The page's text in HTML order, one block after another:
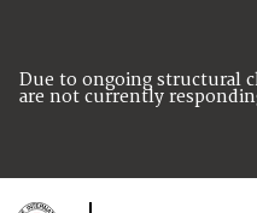
Due to ongoing structural
are not currently